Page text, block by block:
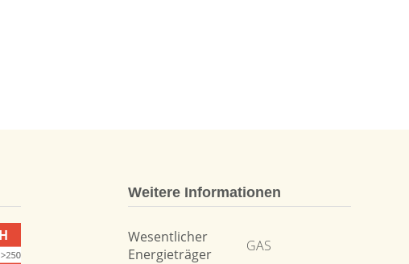
Weitere Informationen
Wesentlicher
Energieträger
GAS